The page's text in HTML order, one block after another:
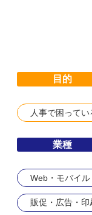
目的
人事で困ってい
業種
Web・モバイル
販促・広告・印